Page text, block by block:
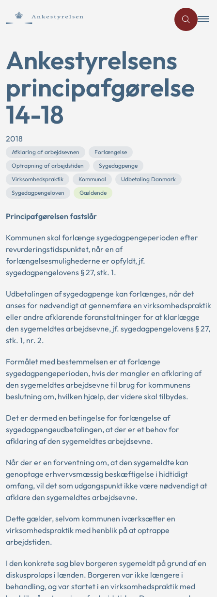
Ankestyrelsens
principafgørelse
14-18
2018
Afklaring af arbejdsevnen
Forlængelse
Optrapning af arbejdstiden
Sygedagpenge
Virksomhedspraktik
Kommunal
Udbetaling Danmark
Sygedagpengeloven
Gældende
Principafgørelsen fastslår
Kommunen skal forlænge sygedagpengeperioden efter
revurderingstidspunktet, når en af
forlængelsesmulighederne er opfyldt, jf.
sygedagpengelovens § 27, stk. 1.
Udbetalingen af sygedagpenge kan forlænges, når det
anses for nødvendigt at gennemføre en virksomhedspraktik
eller andre afklarende foranstaltninger for at klarlægge
den sygemeldtes arbejdsevne, jf. sygedagpengelovens § 27,
stk. 1, nr. 2.
Formålet med bestemmelsen er at forlænge
sygedagpengeperioden, hvis der mangler en afklaring af
den sygemeldtes arbejdsevne til brug for kommunens
beslutning om, hvilken hjælp, der videre skal tilbydes.
Det er dermed en betingelse for forlængelse af
sygedagpengeudbetalingen, at der er et behov for
afklaring af den sygemeldtes arbejdsevne.
Når der er en forventning om, at den sygemeldte kan
genoptage erhvervsmæssig beskæftigelse i hidtidigt
omfang, vil det som udgangspunkt ikke være nødvendigt at
afklare den sygemeldtes arbejdsevne.
Dette gælder, selvom kommunen iværksætter en
virksomhedspraktik med henblik på at optrappe
arbejdstiden.
I den konkrete sag blev borgeren sygemeldt på grund af en
diskusprolaps i lænden. Borgeren var ikke længere i
behandling, og var startet i en virksomhedspraktik med